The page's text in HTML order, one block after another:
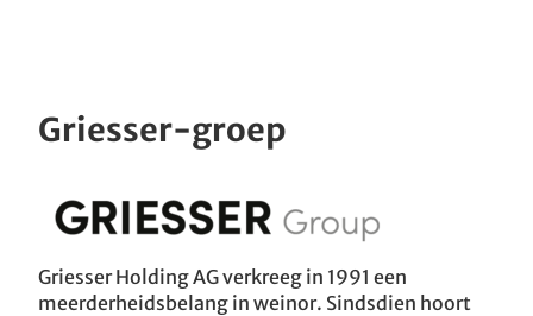
Griesser-groep
Griesser Holding AG verkreeg in 1991 een
meerderheidsbelang in weinor. Sindsdien hoort